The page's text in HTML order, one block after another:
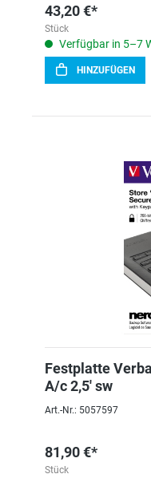
43,20 €*
Stück
Verfügbar in 5–7
HINZUFÜGEN
Festplatte
A/c 2,5' sw
Art.-Nr.: 5057597
81,90 €*
Stück